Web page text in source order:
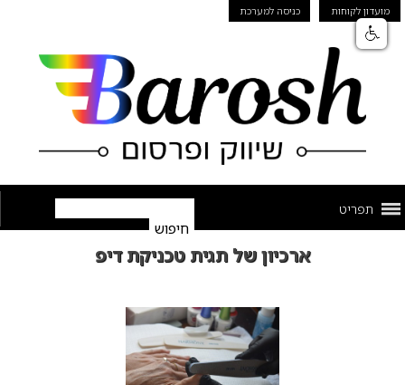
מועדון לקוחות כניסה למערכת
תפריט
ארכיון של תגית טכניקת דיפ